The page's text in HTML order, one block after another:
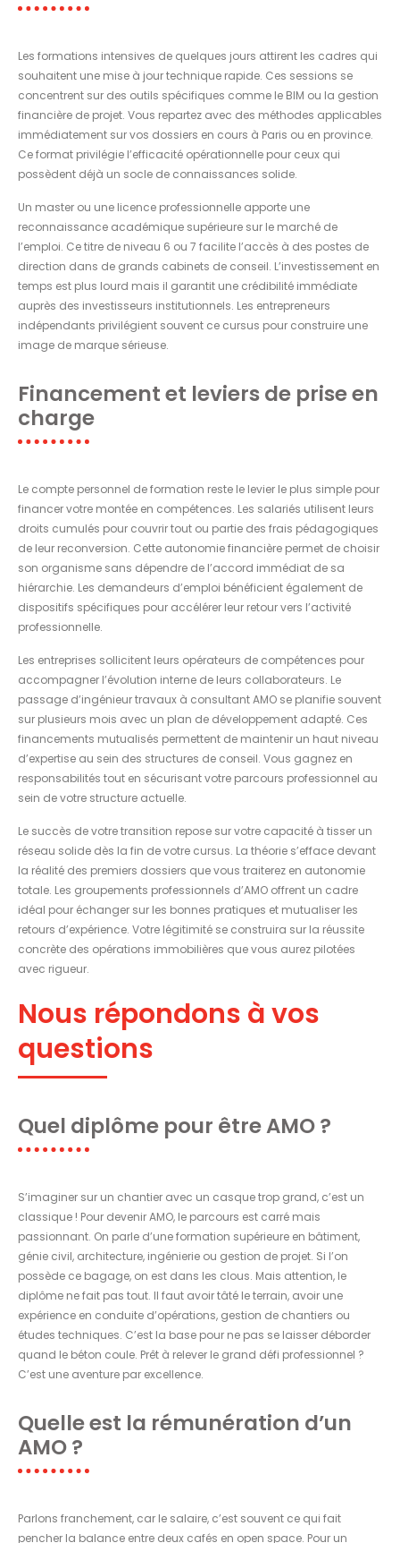
Les formations intensives de quelques jours attirent les cadres qui
souhaitent une mise à jour technique rapide. Ces sessions se
concentrent sur des outils spécifiques comme le BIM ou la gestion
financière de projet. Vous repartez avec des méthodes applicables
immédiatement sur vos dossiers en cours à Paris ou en province.
Ce format privilégie l’efficacité opérationnelle pour ceux qui
possèdent déjà un socle de connaissances solide.
Un master ou une licence professionnelle apporte une
reconnaissance académique supérieure sur le marché de
l’emploi. Ce titre de niveau 6 ou 7 facilite l’accès à des postes de
direction dans de grands cabinets de conseil. L’investissement en
temps est plus lourd mais il garantit une crédibilité immédiate
auprès des investisseurs institutionnels. Les entrepreneurs
indépendants privilégient souvent ce cursus pour construire une
image de marque sérieuse.
Financement et leviers de prise en
charge
Le compte personnel de formation reste le levier le plus simple pour
financer votre montée en compétences. Les salariés utilisent leurs
droits cumulés pour couvrir tout ou partie des frais pédagogiques
de leur reconversion. Cette autonomie financière permet de choisir
son organisme sans dépendre de l’accord immédiat de sa
hiérarchie. Les demandeurs d’emploi bénéficient également de
dispositifs spécifiques pour accélérer leur retour vers l’activité
professionnelle.
Les entreprises sollicitent leurs opérateurs de compétences pour
accompagner l’évolution interne de leurs collaborateurs. Le
passage d’ingénieur travaux à consultant AMO se planifie souvent
sur plusieurs mois avec un plan de développement adapté. Ces
financements mutualisés permettent de maintenir un haut niveau
d’expertise au sein des structures de conseil. Vous gagnez en
responsabilités tout en sécurisant votre parcours professionnel au
sein de votre structure actuelle.
Le succès de votre transition repose sur votre capacité à tisser un
réseau solide dès la fin de votre cursus. La théorie s’efface devant
la réalité des premiers dossiers que vous traiterez en autonomie
totale. Les groupements professionnels d’AMO offrent un cadre
idéal pour échanger sur les bonnes pratiques et mutualiser les
retours d’expérience. Votre légitimité se construira sur la réussite
concrète des opérations immobilières que vous aurez pilotées
avec rigueur.
Nous répondons à vos
questions
Quel diplôme pour être AMO ?
S’imaginer sur un chantier avec un casque trop grand, c’est un
classique ! Pour devenir AMO, le parcours est carré mais
passionnant. On parle d’une formation supérieure en bâtiment,
génie civil, architecture, ingénierie ou gestion de projet. Si l’on
possède ce bagage, on est dans les clous. Mais attention, le
diplôme ne fait pas tout. Il faut avoir tâté le terrain, avoir une
expérience en conduite d’opérations, gestion de chantiers ou
études techniques. C’est la base pour ne pas se laisser déborder
quand le béton coule. Prêt à relever le grand défi professionnel ?
C’est une aventure par excellence.
Quelle est la rémunération d’un
AMO ?
Parlons franchement, car le salaire, c’est souvent ce qui fait
pencher la balance entre deux cafés en open space. Pour un